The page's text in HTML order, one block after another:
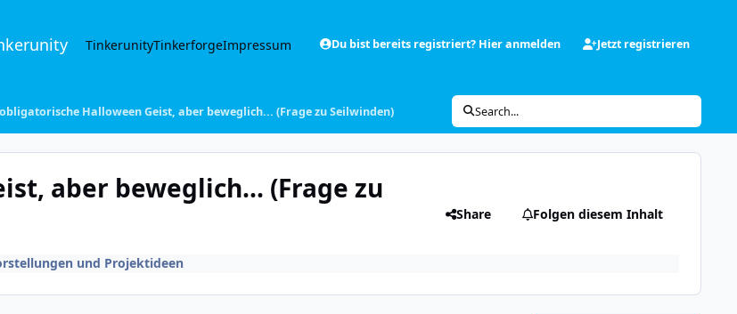
TinkerunityTinkerforgeImpressum Du bist bereits registriert? Hier anmelden Jetzt registrieren
Halloween Geist, aber beweglich... (Frage zu Seilwinden) Search...
aber beweglich... (Frage zu
Share Folgen diesem Inhalt
und Projektideen